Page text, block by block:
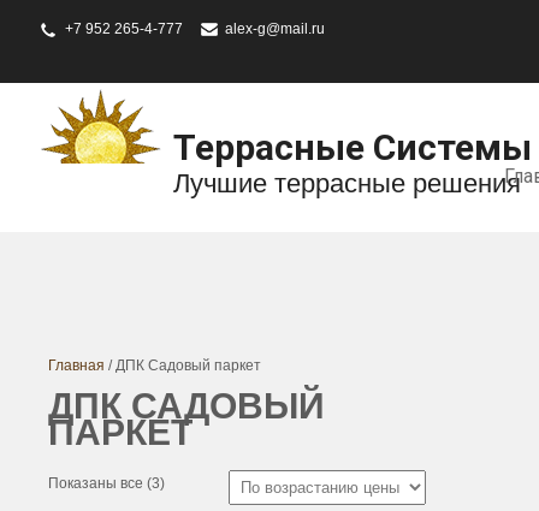
+7 952 265-4-777 alex-g@mail.ru
Террасные
Лучшие террасные решения
Главная / ДПК Садовый паркет
ДПК САДОВЫЙ
ПАРКЕТ
Показаны все (3)